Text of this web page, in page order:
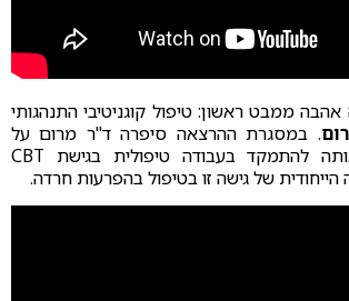
ממבט ראשון: טיפול קוגניטיבי התנהגותי
. במסגרת ההרצאה סיפרה ד"ר מרום על
התהליך שהביא אותה להתמקד בעבודה טיפולית בגישת CBT
של גישה זו בטיפול בהפרעות חרדה.